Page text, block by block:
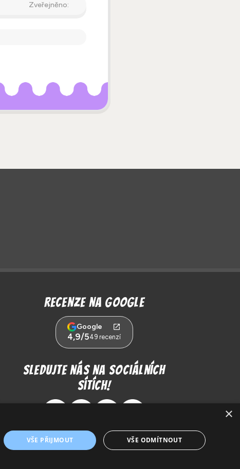
Zveřejněno:
Recenze na Google
Google
4,9/549 recenzí
Sledujte nás na sociálních
sítích!
×
VŠE PŘIJMOUT VŠE ODMÍTNOUT